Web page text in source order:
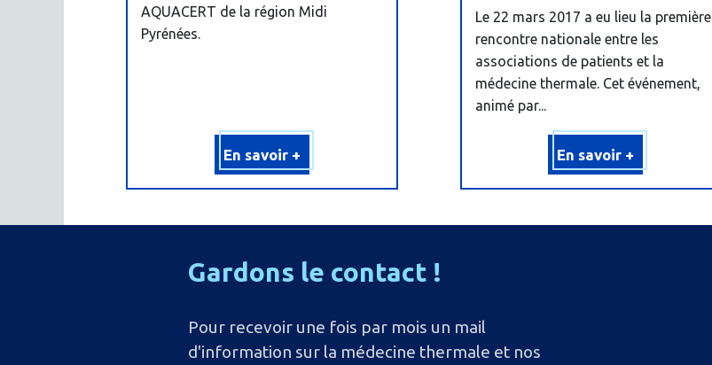
AQUACERT de la région Midi
Pyrénées.
En savoir +
Le 22 mars 2017 a eu lieu la première
rencontre nationale entre les
associations de patients et la
médecine thermale. Cet événement,
animé par...
En savoir +
Gardons le contact !
Pour recevoir une fois par mois un mail
d'information sur la médecine thermale et nos